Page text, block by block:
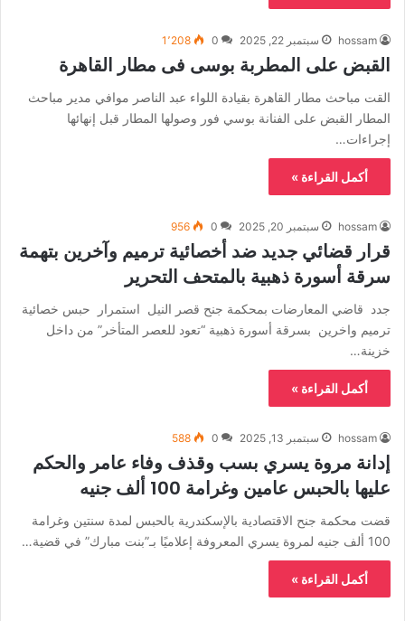
hossam سبتمبر 22, 2025 0 1٬208
القبض على المطربة بوسى فى مطار القاهرة
القت مباحث مطار القاهرة بقيادة اللواء عبد الناصر موافي مدير مباحث
المطار القبض على الفنانة بوسي فور وصولها المطار قبل إنهائها
إجراءات…
أكمل القراءة »
hossam سبتمبر 20, 2025 0
956
قرار قضائي جديد ضد أخصائية ترميم وآخرين بتهمة
سرقة أسورة ذهبية بالمتحف التحرير
جدد قاضي المعارضات بمحكمة جنح قصر النيل استمرار حبس خصائية
ترميم واخرين بسرقة أسورة ذهبية “تعود للعصر المتأخر” من داخل
خزينة…
أكمل القراءة »
hossam سبتمبر 13, 2025 0
588
إدانة مروة يسري بسب وقذف وفاء عامر والحكم
عليها بالحبس عامين وغرامة 100 ألف جنيه
قضت محكمة جنح الاقتصادية بالإسكندرية بالحبس لمدة سنتين وغرامة
100 ألف جنيه لمروة يسري المعروفة إعلاميًا بـ”بنت مبارك” في قضية…
أكمل القراءة »